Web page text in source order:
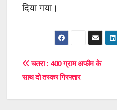
दिया गया।
Post
navigation
चतरा : 400 ग्राम अफीम के
साथ दो तस्कर गिरफ्तार